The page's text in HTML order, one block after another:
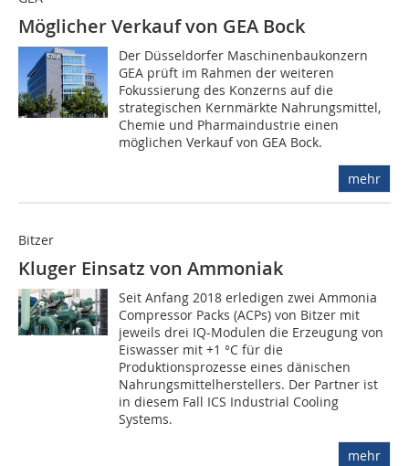
Möglicher Verkauf von GEA Bock
Der Düsseldorfer Maschinenbaukonzern
GEA prüft im Rahmen der weiteren
Fokussierung des Konzerns auf die
strategischen Kernmärkte Nahrungsmittel,
Chemie und Pharmaindustrie einen
möglichen Verkauf von GEA Bock.
mehr
Bitzer
Kluger Einsatz von Ammoniak
Seit Anfang 2018 erledigen zwei Ammonia
Compressor Packs (ACPs) von Bitzer mit
jeweils drei IQ-Modulen die Erzeugung von
Eiswasser mit +1 °C für die
Produktionsprozesse eines dänischen
Nahrungsmittelherstellers. Der Partner ist
in diesem Fall ICS Industrial Cooling
Systems.
mehr